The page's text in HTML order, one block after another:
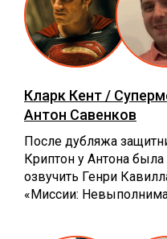
Кларк Кент /
Антон Савенков
После дубляжа
Криптон у Антона
озвучить Генри
«‎Миссии: